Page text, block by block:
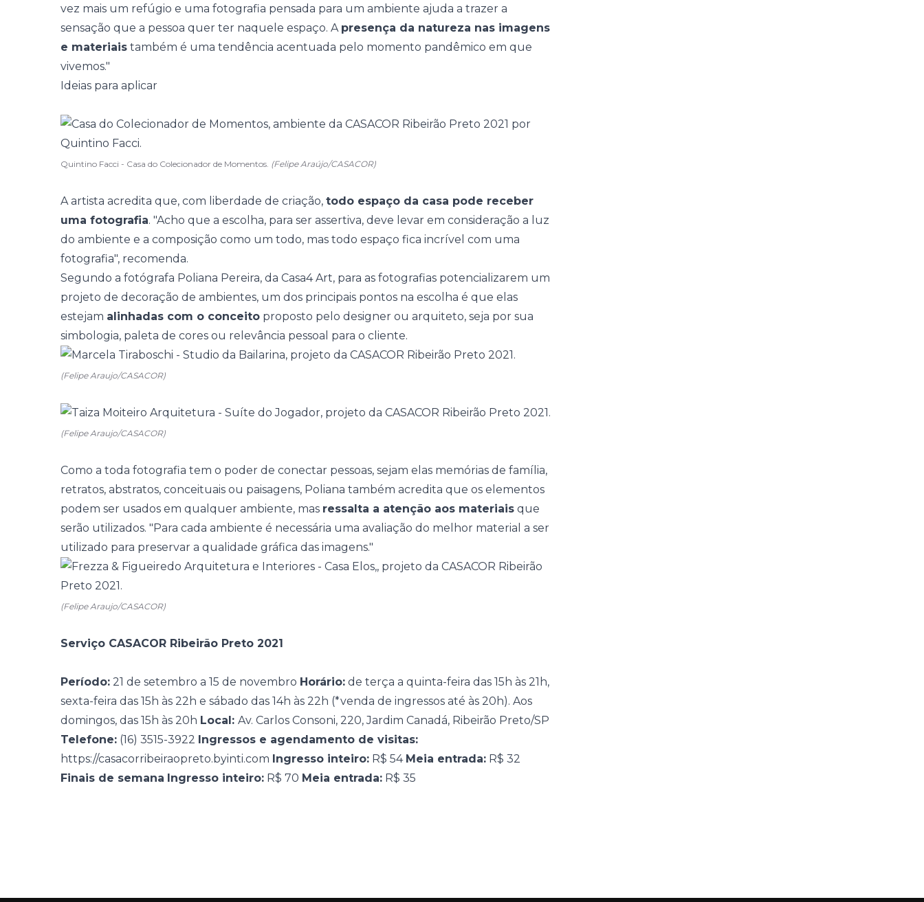
vez mais um refúgio e uma fotografia pensada para um ambiente ajuda a trazer a
sensação que a pessoa quer ter naquele espaço. A presença da natureza nas imagens
e materiais também é uma tendência acentuada pelo momento pandêmico em que
vivemos."
Ideias para aplicar
Quintino Facci - Casa do Colecionador de Momentos. (Felipe Araújo/CASACOR)
A artista acredita que, com liberdade de criação, todo espaço da casa pode receber
uma fotografia. "Acho que a escolha, para ser assertiva, deve levar em consideração a luz
do ambiente e a composição como um todo, mas todo espaço fica incrível com uma
fotografia", recomenda.
Segundo a fotógrafa Poliana Pereira, da Casa4 Art, para as fotografias potencializarem um
projeto de decoração de ambientes, um dos principais pontos na escolha é que elas
estejam alinhadas com o conceito proposto pelo designer ou arquiteto, seja por sua
simbologia, paleta de cores ou relevância pessoal para o cliente.
(Felipe Araujo/CASACOR)
(Felipe Araujo/CASACOR)
Como a toda fotografia tem o poder de conectar pessoas, sejam elas memórias de família,
retratos, abstratos, conceituais ou paisagens, Poliana também acredita que os elementos
podem ser usados em qualquer ambiente, mas ressalta a atenção aos materiais que
serão utilizados. "Para cada ambiente é necessária uma avaliação do melhor material a ser
utilizado para preservar a qualidade gráfica das imagens."
(Felipe Araujo/CASACOR)
Serviço CASACOR Ribeirão Preto 2021
Período: 21 de setembro a 15 de novembro Horário: de terça a quinta-feira das 15h às 21h,
sexta-feira das 15h às 22h e sábado das 14h às 22h (*venda de ingressos até às 20h). Aos
domingos, das 15h às 20h Local: Av. Carlos Consoni, 220, Jardim Canadá, Ribeirão Preto/SP
Telefone: (16) 3515-3922 Ingressos e agendamento de visitas:
https://casacorribeiraopreto.byinti.com Ingresso inteiro: R$ 54 Meia entrada: R$ 32
Finais de semana Ingresso inteiro: R$ 70 Meia entrada: R$ 35